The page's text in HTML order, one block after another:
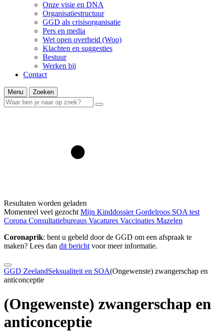
Onze visie en DNA
Organisatiestructuur
GGD als crisisorganisatie
Pers en media
Wet open overheid (Woo)
Klachten en suggesties
Bestuur
Werken bij
Contact
Menu Zoeken
Resultaten worden geladen
Momenteel veel gezocht Mijn KinddossierGordelroos SOA test
Corona Consultatiebureaus Vacatures Vaccinaties Mazelen
Coronaprik: bent u gebeld door de GGD om een afspraak te
maken? Lees dan dit berichtvoor meer informatie.
GGD ZeelandSeksualiteit en SOA(Ongewenste) zwangerschap en
anticonceptie
(Ongewenste) zwangerschap en
anticonceptie